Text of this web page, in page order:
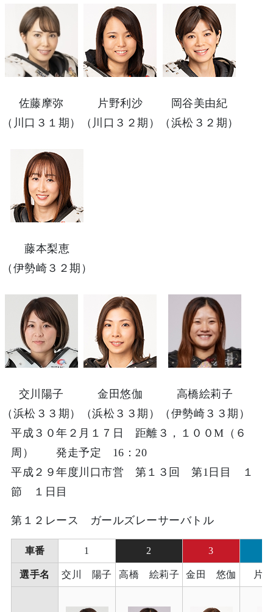
佐藤摩弥
（川口３１期）
片野利沙
（川口３２期）
岡谷美由紀
（浜松３２期）
藤本梨恵
（伊勢崎３２期）
交川陽子
（浜松３３期）
金田悠伽
（浜松３３期）
高橋絵莉子
（伊勢崎３３期）
平成３０年２月１７日 距離３，１００M（６
周） 発走予定 16：20
平成２９年度川口市営 第１３回 第1日目 １
節 １日目
第１２レース ガールズレーサーバトル
車番 1 2 3
選手名 交川 陽子 高橋 絵莉子 金田 悠伽 片